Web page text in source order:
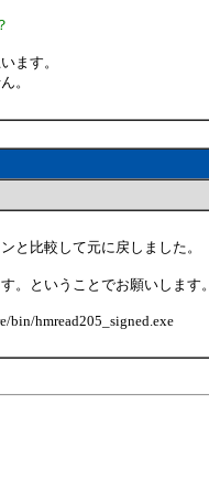
ます。
。
と比較して元に戻しました。
。ということでお願いします
bin/hmread205_signed.exe